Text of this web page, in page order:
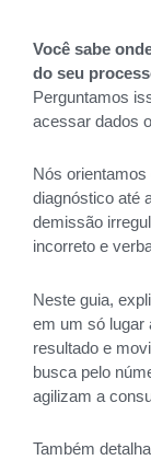
Você sabe
do seu
Perguntamos
acessar dados
Nós
diagnóstico até
demissão
incorreto e
Neste guia,
em um só lugar
resultado e
busca pelo
agilizam a
Também